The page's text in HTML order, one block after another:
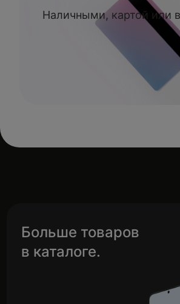
Наличными, картой или
Больше товаров
в каталоге.